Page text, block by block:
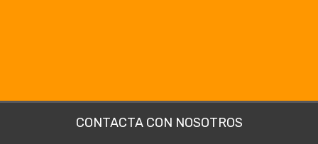
CONTACTA CON NOSOTROS